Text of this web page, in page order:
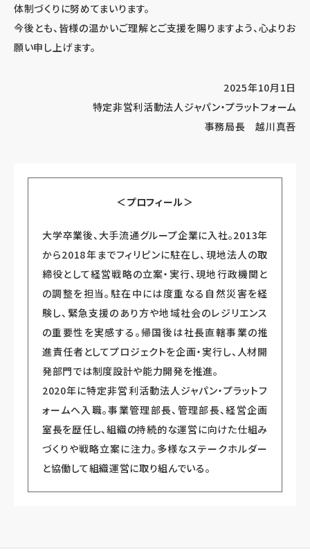
体制づくりに努めてまいります。
今後とも、皆様の温かいご理解とご支援を賜りますよう、心よりお
願い申し上げます。
2025年10月1日
特定非営利活動法人ジャパン・プラットフォーム
事務局長 越川真吾
＜プロフィール＞
大学卒業後、大手流通グループ企業に入社。2013年
から2018年までフィリピンに駐在し、現地法人の取
締役として経営戦略の立案・実行、現地行政機関と
の調整を担当。駐在中には度重なる自然災害を経
験し、緊急支援のあり方や地域社会のレジリエンス
の重要性を実感する。帰国後は社長直轄事業の推
進責任者としてプロジェクトを企画・実行し、人材開
発部門では制度設計や能力開発を推進。
2020年に特定非営利活動法人ジャパン・プラットフ
ォームへ入職。事業管理部長、管理部長、経営企画
室長を歴任し、組織の持続的な運営に向けた仕組み
づくりや戦略立案に注力。多様なステークホルダー
と協働して組織運営に取り組んでいる。